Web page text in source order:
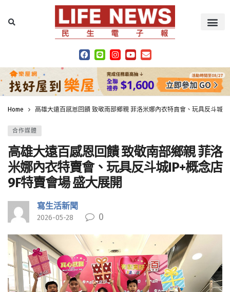
Home 高雄大遠百感恩回饋 致敬南部鄉親 菲洛米娜內衣特賣會、玩具反斗城
合作媒體
高雄大遠百感恩回饋 致敬南部鄉親 菲洛
米娜內衣特賣會、玩具反斗城IP+概念店
9F特賣會場 盛大展開
寫生活新聞
2026-05-28 0